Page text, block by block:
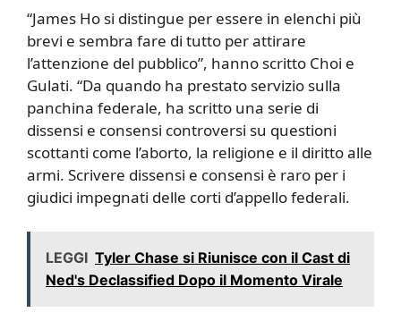
“James Ho si distingue per essere in elenchi più
brevi e sembra fare di tutto per attirare
l’attenzione del pubblico”, hanno scritto Choi e
Gulati. “Da quando ha prestato servizio sulla
panchina federale, ha scritto una serie di
dissensi e consensi controversi su questioni
scottanti come l’aborto, la religione e il diritto alle
armi. Scrivere dissensi e consensi è raro per i
giudici impegnati delle corti d’appello federali.
LEGGI Tyler Chase si Riunisce con il Cast di
Ned's Declassified Dopo il Momento Virale